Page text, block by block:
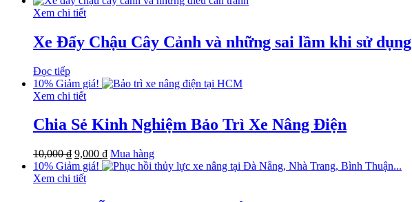
Xem chi tiết
Xe Đẩy Chậu Cây Cảnh và những sai lầm khi sử dụng
Đọc tiếp
10% Giảm giá!
Xem chi tiết
Chia Sẻ Kinh Nghiệm Bảo Trì Xe Nâng Điện
10,000₫ 9,000 ₫ Mua hàng
10% Giảm giá!
Xem chi tiết